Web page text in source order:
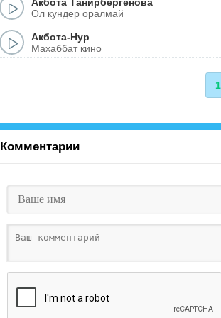
Ол кундер оралмай
Акбота-Нур
Махаббат кино
1
Комментарии